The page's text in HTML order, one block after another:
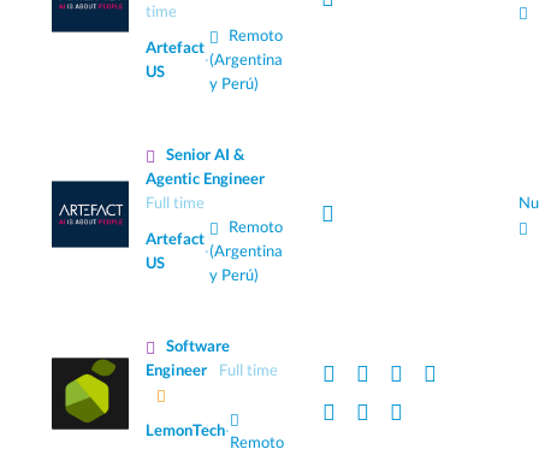
time
Artefact
US
·
Remoto
(Argentina
y Perú)
Senior AI &
Agentic Engineer
Full time
Artefact
US
·
Remoto
(Argentina
y Perú)
Software
Engineer
Full time
LemonTech·
Remoto